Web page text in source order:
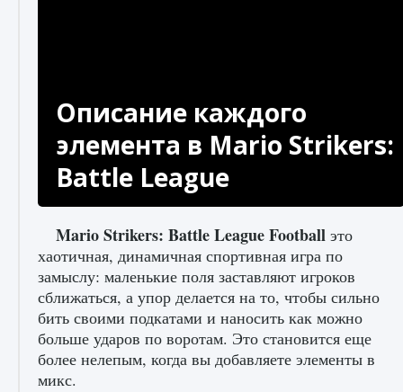
Описание каждого
элемента в Mario Strikers:
Battle League
Mario Strikers: Battle League Football это
хаотичная, динамичная спортивная игра по
замыслу: маленькие поля заставляют игроков
сближаться, а упор делается на то, чтобы сильно
бить своими подкатами и наносить как можно
больше ударов по воротам. Это становится еще
более нелепым, когда вы добавляете элементы в
микс.